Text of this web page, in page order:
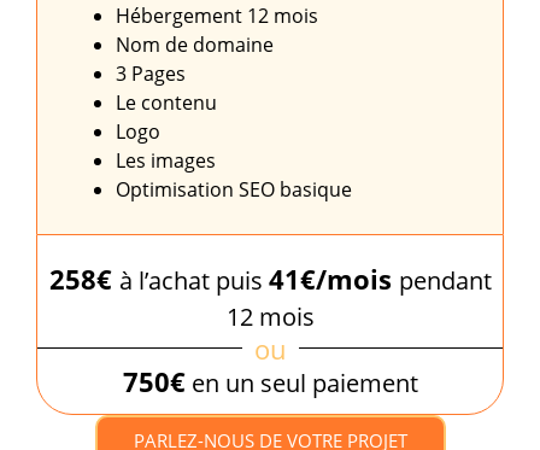
Hébergement 12 mois
Nom de domaine
3 Pages
Le contenu
Logo
Les images
Optimisation SEO basique
258€ à l’achat puis 41€/mois pendant
12 mois
ou
750€en un seul paiement
PARLEZ-NOUS DE VOTRE PROJET